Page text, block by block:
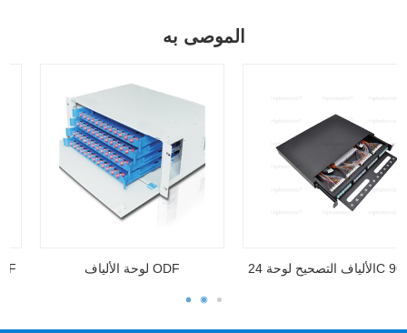
الموصى به
لوحة الألياف ODF الألياف التصحيح لوحة 24C و 96C